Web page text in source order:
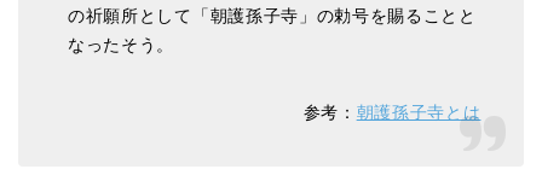
の祈願所として「朝護孫子寺」の勅号を賜ることと
なったそう。
参考： 朝護孫子寺とは